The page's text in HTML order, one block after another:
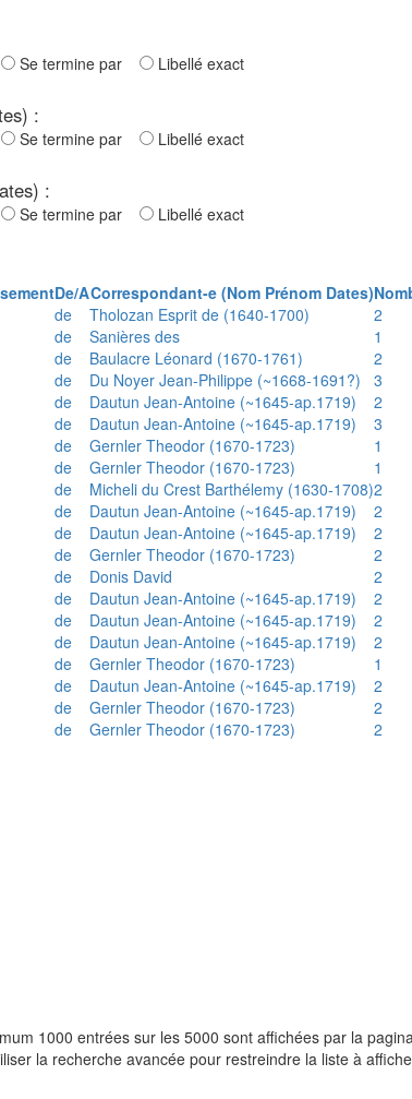
Se termine par Libellé exact
:
Se termine par Libellé exact
:
Se termine par Libellé exact
De/ACorrespondant-e (Nom Prénom Dates)
de Tholozan Esprit de (1640-1700)
2
de Sanières des
1
de Baulacre Léonard (1670-1761)
2
de Du Noyer Jean-Philippe (~1668-1691?)
3
de Dautun Jean-Antoine (~1645-ap.1719)
2
de Dautun Jean-Antoine (~1645-ap.1719)
3
de Gernler Theodor (1670-1723)
1
de Gernler Theodor (1670-1723)
1
de Micheli du Crest Barthélemy (1630-1708)2
de Dautun Jean-Antoine (~1645-ap.1719)
2
de Dautun Jean-Antoine (~1645-ap.1719)
2
de Gernler Theodor (1670-1723)
2
de Donis David
2
de Dautun Jean-Antoine (~1645-ap.1719)
2
de Dautun Jean-Antoine (~1645-ap.1719)
2
de Dautun Jean-Antoine (~1645-ap.1719)
2
de Gernler Theodor (1670-1723)
1
de Dautun Jean-Antoine (~1645-ap.1719)
2
de Gernler Theodor (1670-1723)
2
de Gernler Theodor (1670-1723)
2
1000 entrées sur les 5000 sont affichées par la
la recherche avancée pour restreindre la liste à